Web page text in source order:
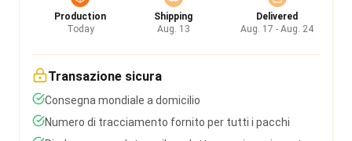
Production
Today
Shipping
Aug. 13
Delivered
Aug. 17 - Aug. 24
Transazione sicura
Consegna mondiale a domicilio
Numero di tracciamento fornito per tutti i pacchi